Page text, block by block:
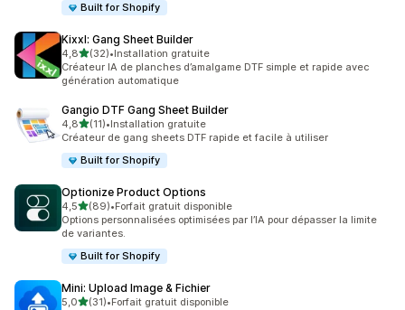
Built for Shopify
Kixxl: Gang Sheet Builder
4,8étoile(s) sur 5
(32)
32 avis au total
•Installation gratuite
Créateur IA de planches d’amalgame DTF simple et rapide avec
génération automatique
Gangio DTF Gang Sheet Builder
4,8étoile(s) sur 5
(11)
11 avis au total
•Installation gratuite
Créateur de gang sheets DTF rapide et facile à utiliser
Built for Shopify
Optionize Product Options
4,5étoile(s) sur 5
(89)
89 avis au total
•Forfait gratuit disponible
Options personnalisées optimisées par l’IA pour dépasser la limite
de variantes.
Built for Shopify
Mini: Upload Image & Fichier
5,0étoile(s) sur 5
(31)
31 avis au total
•Forfait gratuit disponible